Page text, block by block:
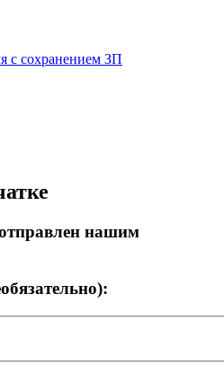
с сохранением ЗП
нашим